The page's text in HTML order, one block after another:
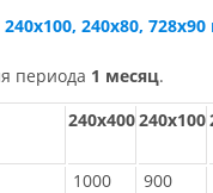
240х80, 728x90
периода 1 месяц.
240х400240х100
1000 900